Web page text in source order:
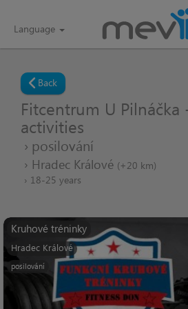
Language
Back
Fitcentrum U Pilnáčka
activities
posilování
Hradec Králové (+20 km)
18-25 years
Kruhové tréninky
Hradec Králové
posilování